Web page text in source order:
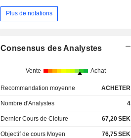
Plus de notations
Consensus des Analystes
Vente Achat
Recommandation moyenne ACHETER
Nombre d'Analystes 4
Dernier Cours de Cloture 67,20SEK
Objectif de cours Moyen 76,75SEK